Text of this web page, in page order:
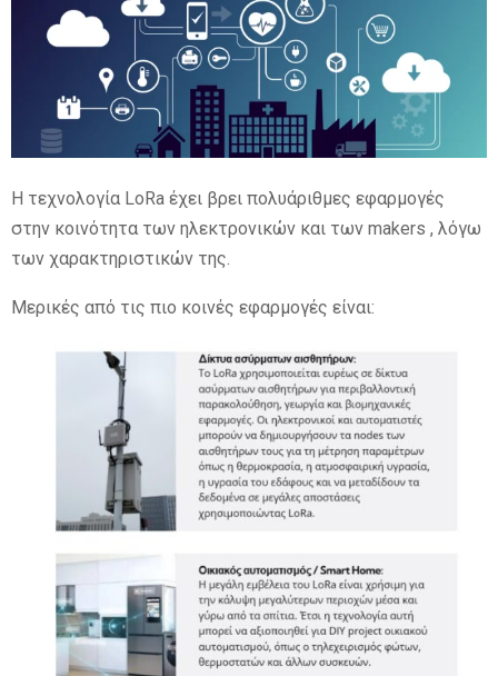
Η τεχνολογία LoRa έχει βρει πολυάριθμες εφαρμογές
στην κοινότητα των ηλεκτρονικών και των makers , λόγω
των χαρακτηριστικών της.
Μερικές από τις πιο κοινές εφαρμογές είναι: